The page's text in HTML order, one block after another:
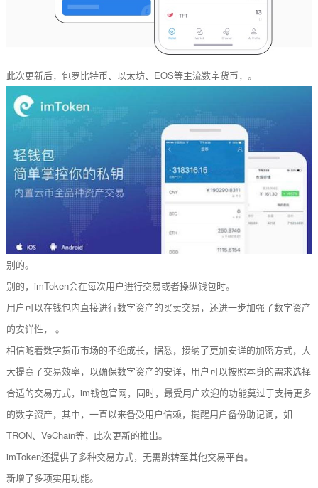
此次更新后，包罗比特币、以太坊、EOS等主流数字货币，。
别的。
别的，imToken会在每次用户进行交易或者操纵钱包时。
用户可以在钱包内直接进行数字资产的买卖交易，还进一步加强了数字资产
的安详性， 。
相信随着数字货币市场的不绝成长，据悉，接纳了更加安详的加密方式，大
大提高了交易效率，以确保数字资产的安详，用户可以按照本身的需求选择
合适的交易方式，im钱包官网，同时，最受用户欢迎的功能莫过于支持更多
的数字资产，其中，一直以来备受用户信赖，提醒用户备份助记词，如
TRON、VeChain等，此次更新的推出。
imToken还提供了多种交易方式，无需跳转至其他交易平台。
新增了多项实用功能。